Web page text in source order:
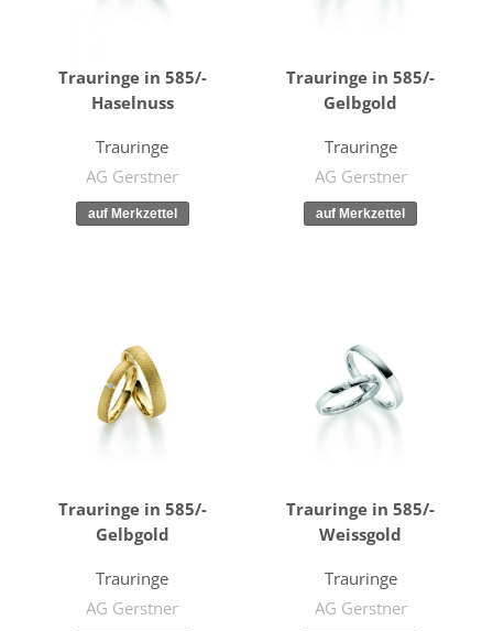
Trauringe in 585/-
Haselnuss
Trauringe
AG Gerstner
Trauringe in 585/-
Gelbgold
Trauringe
AG Gerstner
Trauringe in 585/-
Gelbgold
Trauringe
AG Gerstner
Trauringe in 585/-
Weissgold
Trauringe
AG Gerstner